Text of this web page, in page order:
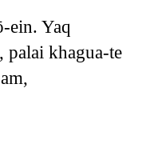
ein. Yaq
palai khagua-te